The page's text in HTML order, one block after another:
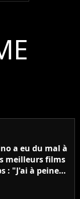
a eu du mal à
meilleurs films
: "J'ai à peine
générique